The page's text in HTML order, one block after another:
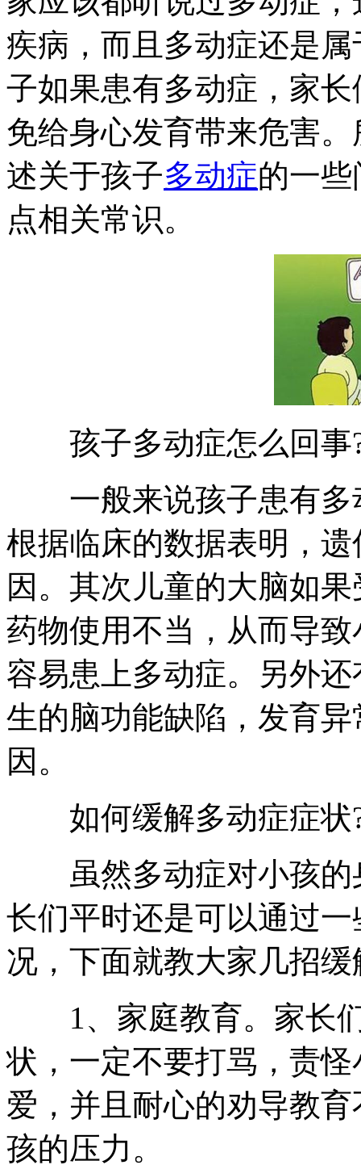
疾病，而且多动症还是
子如果患有多动症，家
免给身心发育带来危害
述关于孩子多动症的一
点相关常识。
孩子多动症怎么回事
一般来说孩子患有多
根据临床的数据表明，
因。其次儿童的大脑如
药物使用不当，从而导
容易患上多动症。另外
生的脑功能缺陷，发育
因。
如何缓解多动症症状
虽然多动症对小孩的
长们平时还是可以通过
况，下面就教大家几招
1、家庭教育。家长们
状，一定不要打骂，责
爱，并且耐心的劝导教
孩的压力。